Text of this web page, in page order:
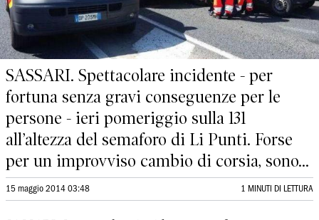
SASSARI. Spettacolare incidente - per
fortuna senza gravi conseguenze per le
persone - ieri pomeriggio sulla 131
all’altezza del semaforo di Li Punti. Forse
per un improvviso cambio di corsia, sono...
15 maggio 2014 03:48 1 MINUTI DI LETTURA